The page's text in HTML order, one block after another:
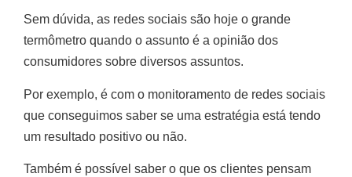
Sem dúvida, as redes sociais são hoje o grande
termômetro quando o assunto é a opinião dos
consumidores sobre diversos assuntos.
Por exemplo, é com o monitoramento de redes sociais
que conseguimos saber se uma estratégia está tendo
um resultado positivo ou não.
Também é possível saber o que os clientes pensam